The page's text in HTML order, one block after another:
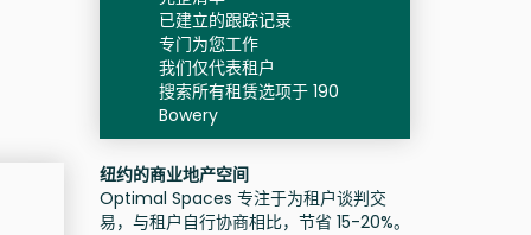
已建立的跟踪记录
专门为您工作
我们仅代表租户
搜索所有租赁选项于 190
Bowery
纽约的商业地产空间
Optimal Spaces 专注于为租户谈判交
易，与租户自行协商相比，节省 15-20%。